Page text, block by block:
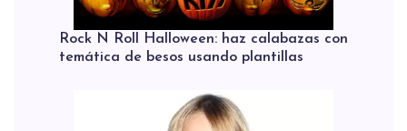
Rock N Roll Halloween: haz calabazas con
temática de besos usando plantillas